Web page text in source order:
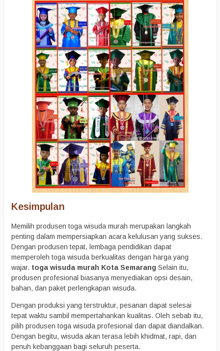
Kesimpulan
Memilih produsen toga wisuda murah merupakan langkah
penting dalam mempersiapkan acara kelulusan yang sukses.
Dengan produsen tepat, lembaga pendidikan dapat
memperoleh toga wisuda berkualitas dengan harga yang
wajar. toga wisuda murah Kota Semarang Selain itu,
produsen profesional biasanya menyediakan opsi desain,
bahan, dan paket perlengkapan wisuda.
Dengan produksi yang terstruktur, pesanan dapat selesai
tepat waktu sambil mempertahankan kualitas. Oleh sebab itu,
pilih produsen toga wisuda profesional dan dapat diandalkan.
Dengan begitu, wisuda akan terasa lebih khidmat, rapi, dan
penuh kebanggaan bagi seluruh peserta.